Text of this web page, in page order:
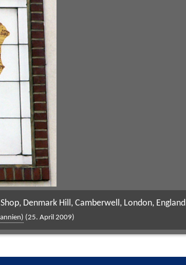
Denmark Hill, Camberwell, London, England
(25. April 2009)